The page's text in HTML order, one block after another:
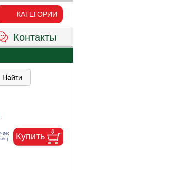
КАТЕГОРИИ
Контакты